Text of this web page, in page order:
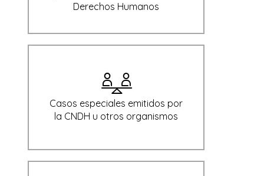
Derechos Humanos
Casos especiales emitidos por
la CNDH u otros organismos